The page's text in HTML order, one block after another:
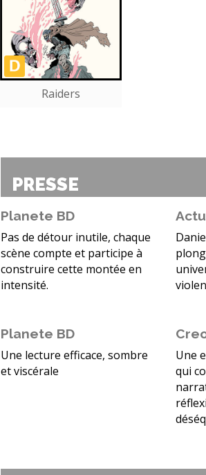
Raiders
PRESSE
Planete BD
Pas de détour inutile, chaque
scène compte et participe à
construire cette montée en
intensité.
Planete BD
Une lecture efficace, sombre
et viscérale
Une
qui